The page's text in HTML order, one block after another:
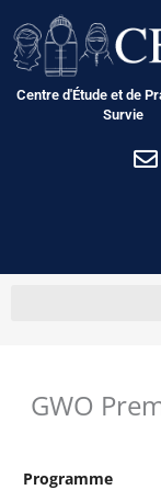
au
contenu
Centre d'Étude et de
Survie
GWO
Programme